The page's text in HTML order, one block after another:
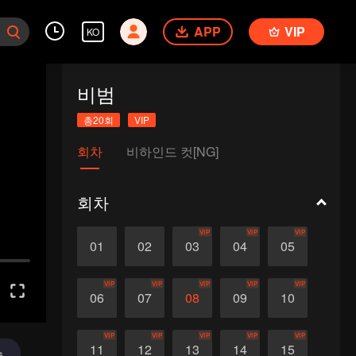
KO APP VIP
비범
총20회 VIP
회차 비하인드 컷[NG]
회차
01 02 03
VIP
04
VIP
05
VIP
06
VIP
07
VIP
08
VIP
09
VIP
10
VIP
11
VIP
12
VIP
13
VIP
14
VIP
15
VIP